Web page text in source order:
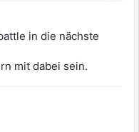
in die nächste
mit dabei sein.